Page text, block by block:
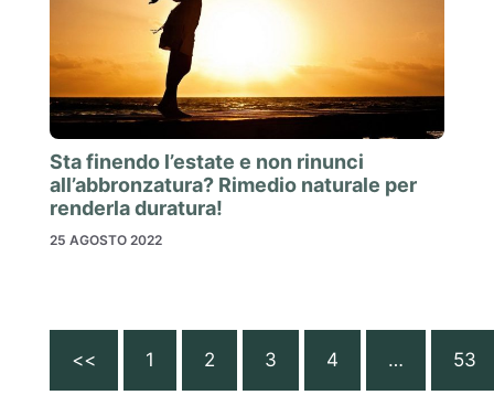
Sta finendo l’estate e non rinunci
all’abbronzatura? Rimedio naturale per
renderla duratura!
25 AGOSTO 2022
<< 1 2 3 4 … 53